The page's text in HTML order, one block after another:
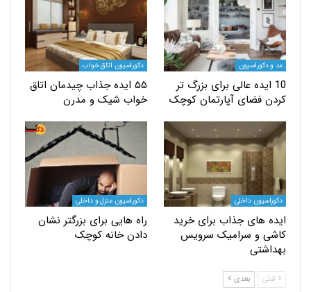
عالی برای بزرگ‌ تر
فضای آپارتمان‌ کوچک
دکوراسیون اتاق خواب
۵۵ ایده جذاب چیدمان اتاق
خواب شیک و مدرن
داخلی
های جذاب برای خرید
و سرامیک سرویس
دکوراسیون منزل و داخلی
راه هایی برای بزرگتر نشان
دادن خانه کوچک
بعدی